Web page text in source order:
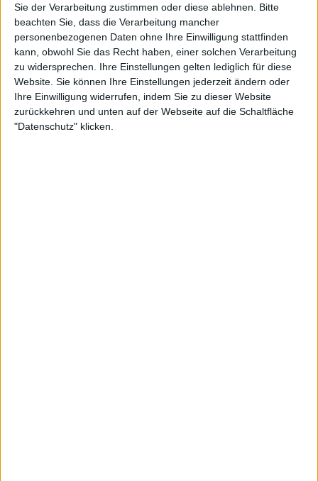
Sie der Verarbeitung zustimmen oder diese ablehnen.
Bitte
beachten Sie, dass die Verarbeitung mancher
personenbezogenen Daten ohne Ihre Einwilligung stattfinden
kann, obwohl Sie das Recht haben, einer solchen Verarbeitung
zu widersprechen. Ihre Einstellungen gelten lediglich für diese
Website. Sie können Ihre Einstellungen jederzeit ändern oder
Ihre Einwilligung widerrufen, indem Sie zu dieser Website
zurückkehren und unten auf der Webseite auf die Schaltfläche
"Datenschutz" klicken.